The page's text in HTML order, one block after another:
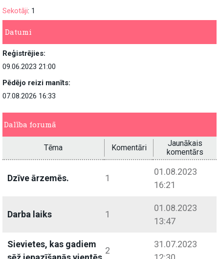
Sekotāji: 1
Datumi
Reģistrējies:
09.06.2023 21:00
Pēdējo reizi manīts:
07.08.2026 16:33
Dalība forumā
Tēma Komentāri
Jaunākais
komentārs
Dzīve ārzemēs. 1
01.08.2023
16:21
Darba laiks 1
01.08.2023
13:47
Sievietes, kas gadiem
2
31.07.2023